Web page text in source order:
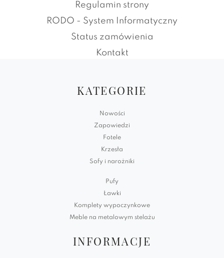
Regulamin strony
RODO - System Informatyczny
Status zamówienia
Kontakt
KATEGORIE
Nowości
Zapowiedzi
Fotele
Krzesła
Sofy i narożniki
Pufy
Ławki
Komplety wypoczynkowe
Meble na metalowym stelażu
INFORMACJE